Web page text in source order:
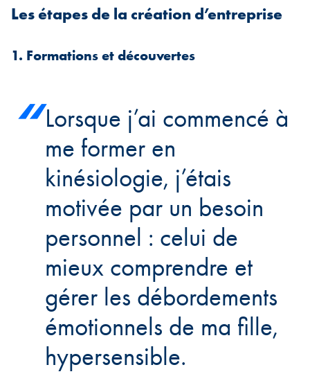
Les étapes de la création d’entreprise
1. Formations et découvertes
Lorsque j’ai commencé à
me former en
kinésiologie, j’étais
motivée par un besoin
personnel : celui de
mieux comprendre et
gérer les débordements
émotionnels de ma fille,
hypersensible.